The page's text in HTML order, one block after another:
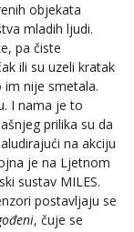
objekata
mladih ljudi.
pa čiste
ili su uzeli kratak
im nije smetala.
I nama je to
prilika su da
na akciju
je na Ljetnom
sustav MILES.
postavljaju se
, čuje se